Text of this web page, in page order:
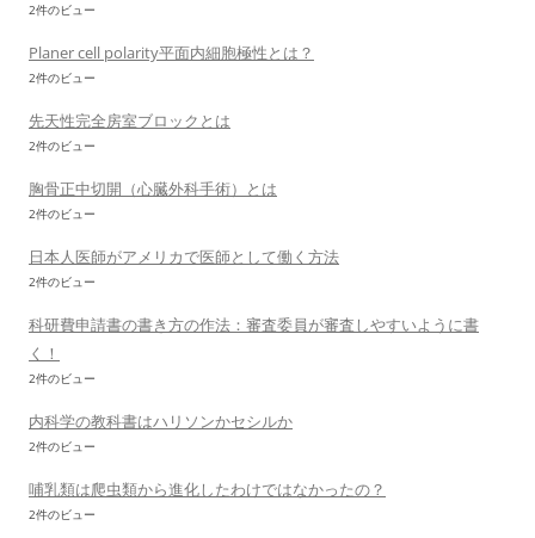
2件のビュー
Planer cell polarity平面内細胞極性とは？
2件のビュー
先天性完全房室ブロックとは
2件のビュー
胸骨正中切開（心臓外科手術）とは
2件のビュー
日本人医師がアメリカで医師として働く方法
2件のビュー
科研費申請書の書き方の作法：審査委員が審査しやすいように書
く！
2件のビュー
内科学の教科書はハリソンかセシルか
2件のビュー
哺乳類は爬虫類から進化したわけではなかったの？
2件のビュー